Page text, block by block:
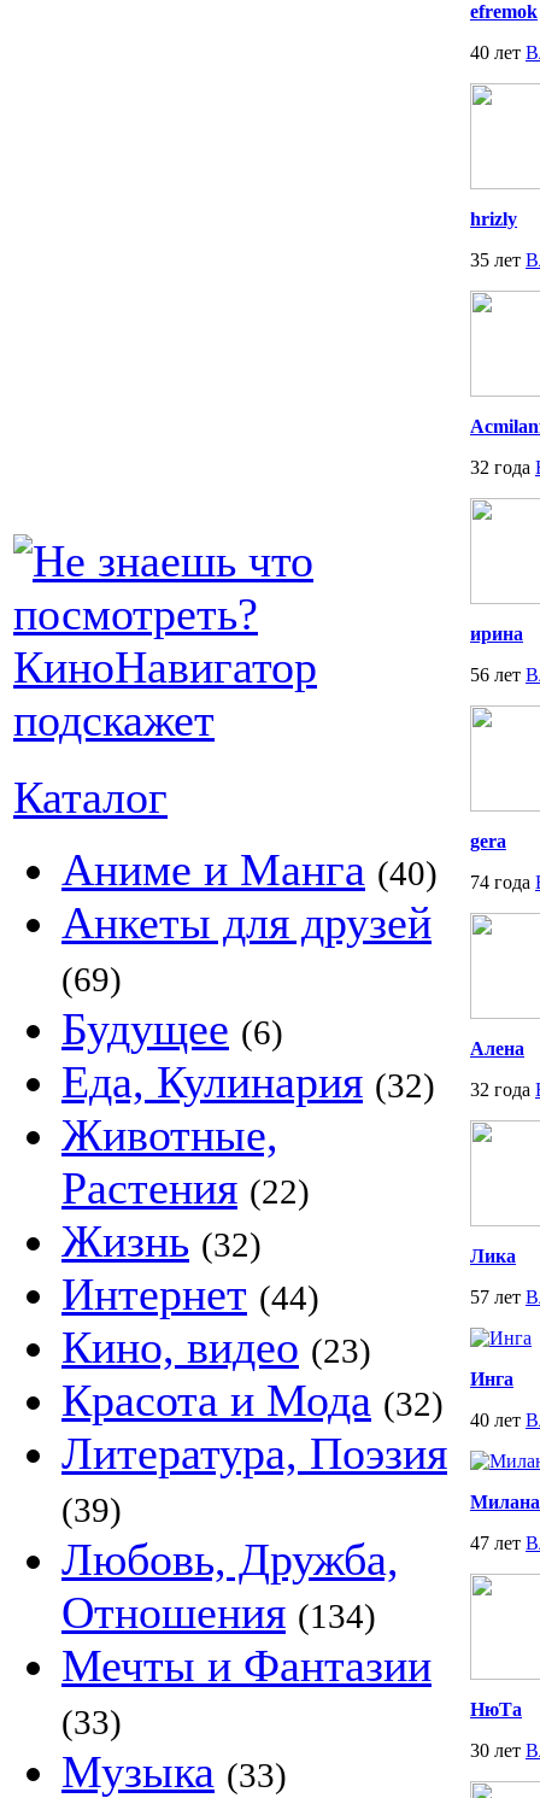
Каталог
Аниме и Манга (40)
Анкеты для друзей
(69)
Будущее (6)
Еда, Кулинария (32)
Животные,
Растения (22)
Жизнь (32)
Интернет (44)
Кино, видео (23)
Красота и Мода (32)
Литература, Поэзия
(39)
Любовь, Дружба,
Отношения (134)
Мечты и Фантазии
(33)
Музыка (33)
efremok
40 лет
hrizly
35 лет
32 года
ирина
56 лет
gera
74 года
Алена
32 года
Лика
57 лет
Инга
40 лет
Милана
47 лет
НюТа
30 лет